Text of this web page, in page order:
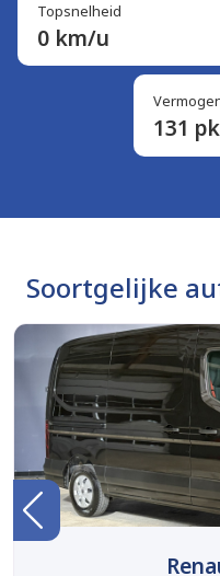
Topsnelheid
0 km/u
131
Soortgelijke